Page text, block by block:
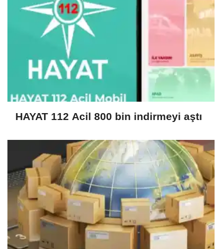
HAYAT 112 Acil 800 bin indirmeyi aştı